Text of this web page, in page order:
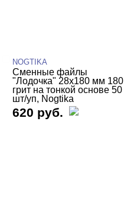
NOGTIKA
ЦЕНА
NOGTIKA
Сменные файлы
"Лодочка" 28х180 мм 180
грит на тонкой основе 50
шт/уп, Nogtika
620 руб.